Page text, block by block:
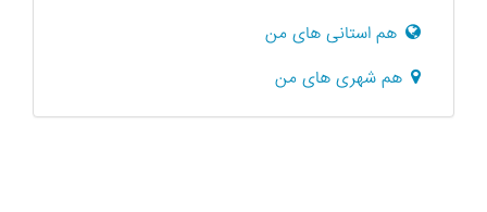
هم استانی های من
هم شهری های من